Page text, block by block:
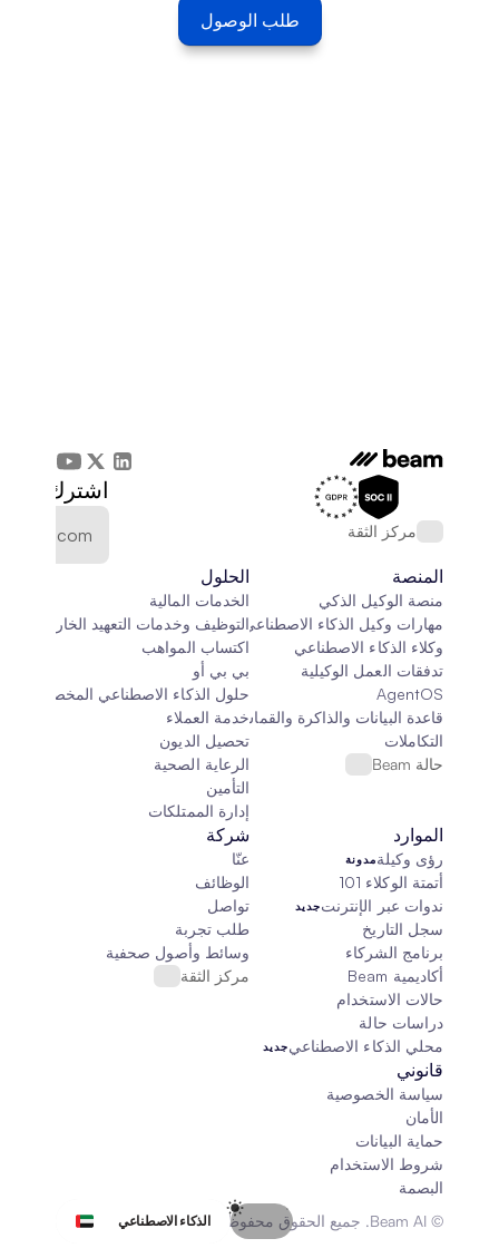
طلب الوصول
مركز الثقة
اشترك في
المنصة
منصة الوكيل الذكي
مهارات وكيل الذكاء الاصطناعي
وكلاء الذكاء الاصطناعي
تدفقات العمل الوكيلية
AgentOS
قاعدة البيانات والذاكرة والقماش
التكاملات
حالة Beam
الحلول
الخدمات المالية
التوظيف وخدمات التعهيد الخارجي
اكتساب المواهب
بي بي أو
حلول الذكاء الاصطناعي المخصصة
خدمة العملاء
تحصيل الديون
الرعاية الصحية
التأمين
إدارة الممتلكات
الموارد
رؤى وكيلةمدونة
أتمتة الوكلاء 101
ندوات عبر الإنترنتجديد
سجل التاريخ
برنامج الشركاء
أكاديمية Beam
حالات الاستخدام
دراسات حالة
محلي الذكاء الاصطناعيجديد
شركة
عنّا
الوظائف
تواصل
طلب تجربة
وسائط وأصول صحفية
مركز الثقة
قانوني
سياسة الخصوصية
الأمان
حماية البيانات
شروط الاستخدام
البصمة
© Beam AI. جميع الحقوق محفوظة 2026
Select Language
الذكاء الاصطناعي